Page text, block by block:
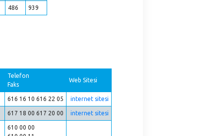
486 939
Telefon
Faks
Web Sitesi
616 16 10 616 22 05 internet sitesi
617 18 00 617 20 00 internet sitesi
610 00 00